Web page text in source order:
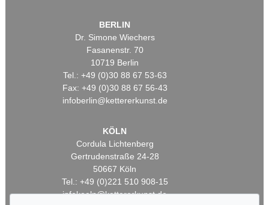
BERLIN
Dr. Simone Wiechers
Fasanenstr. 70
10719 Berlin
Tel.: +49 (0)30 88 67 53-63
Fax: +49 (0)30 88 67 56-43
infoberlin@kettererkunst.de
KÖLN
Cordula Lichtenberg
Gertrudenstraße 24-28
50667 Köln
Tel.: +49 (0)221 510 908-15
infokoeln@kettererkunst.de